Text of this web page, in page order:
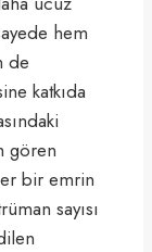
hem
de
katkıda
gören
bir emrin
sayısı